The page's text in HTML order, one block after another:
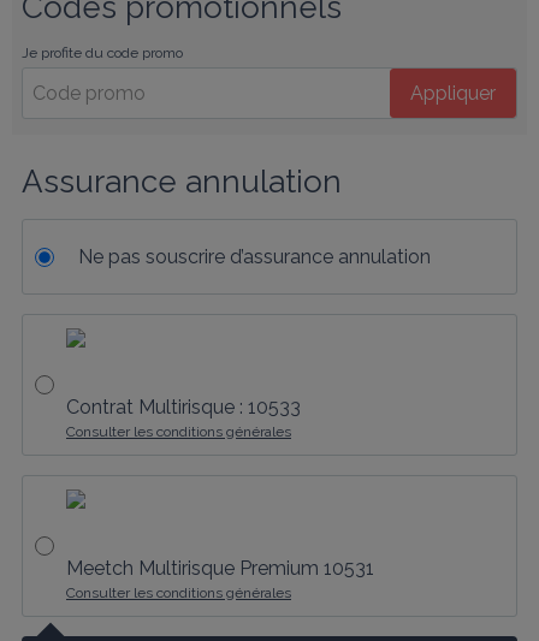
Codes promotionnels
Je profite du code promo
Appliquer
Assurance annulation
Ne pas souscrire d’assurance annulation
Contrat Multirisque : 10533
Consulter les conditions générales
Meetch Multirisque Premium 10531
Consulter les conditions générales